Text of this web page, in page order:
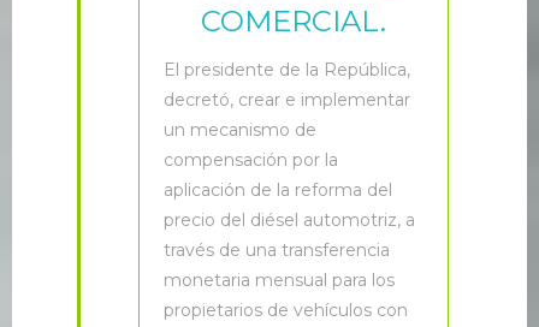
COMERCIAL.
El presidente de la República,
decretó, crear e implementar
un mecanismo de
compensación por la
aplicación de la reforma del
precio del diésel automotriz, a
través de una transferencia
monetaria mensual para los
propietarios de vehículos con